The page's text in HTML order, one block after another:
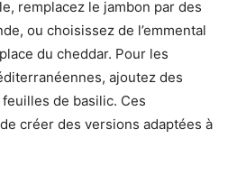
remplacez le jambon par des
ou choisissez de l’emmental
du cheddar. Pour les
ajoutez des
de basilic. Ces
créer des versions adaptées à